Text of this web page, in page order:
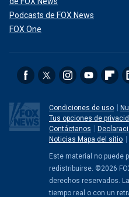
Podcasts de FOX News
FOX One
Condiciones de uso
Tus opciones de
Contáctanos
Noticias Mapa del sitio
Este material no puede
redistribuirse. ©2026
derechos reservados.
tiempo real o con un